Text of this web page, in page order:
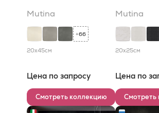
Mutina
+66
20x45см
Цена по запросу
Смотреть коллекцию
Mutina
20x25см
Цена по
Смотреть